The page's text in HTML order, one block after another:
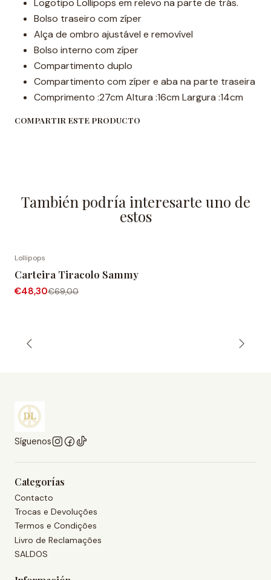
Logotipo Lollipops em relevo na parte de trás.
Bolso traseiro com zíper
Alça de ombro ajustável e removível
Bolso interno com zíper
Compartimento duplo
Compartimento com zíper e aba na parte traseira
Comprimento :27cm Altura :16cm Largura :14cm
COMPARTIR ESTE PRODUCTO
También podría interesarte uno de
estos
Lollipops
Carteira Tiracolo Sammy
€48,30€69,00
Síguenos
Categorías
Contacto
Trocas e Devoluções
Termos e Condições
Livro de Reclamações
SALDOS